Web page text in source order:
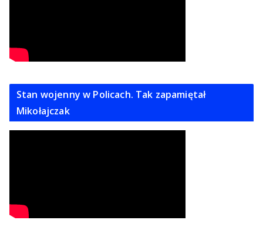
Stan wojenny w Policach. Tak zapamiętał
Mikołajczak